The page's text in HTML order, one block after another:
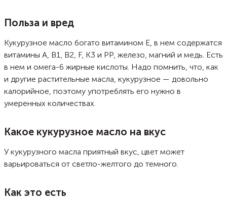
Польза и вред
Кукурузное масло богато витамином Е, в нем содержатся
витамины А, В1, В2, F, K3 и РР, железо, магний и медь. Есть
в нем и омега-6 жирные кислоты. Надо помнить, что, как
и другие растительные масла, кукурузное — довольно
калорийное, поэтому употреблять его нужно в
умеренных количествах.
Какое кукурузное масло на вкус
У кукурузного масла приятный вкус, цвет может
варьироваться от светло-желтого до темного.
Как это есть